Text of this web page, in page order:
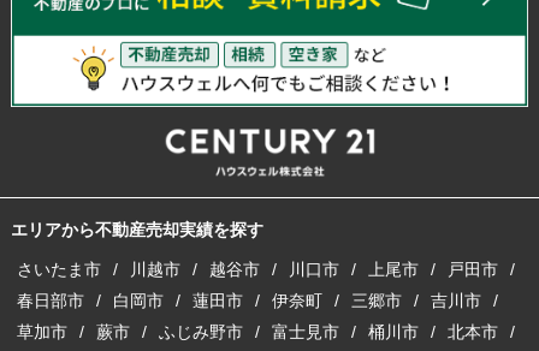
エリアから不動産売却実績を探す
さいたま市 川越市 越谷市 川口市 上尾市
戸田市
春日部市
白岡市 蓮田市 伊奈町 三郷市
吉川市
草加市
蕨市 ふじみ野市 富士見市 桶川市
北本市